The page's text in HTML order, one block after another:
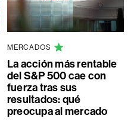
MERCADOS
La acción más rentable
del S&P 500 cae con
fuerza tras sus
resultados: qué
preocupa al mercado